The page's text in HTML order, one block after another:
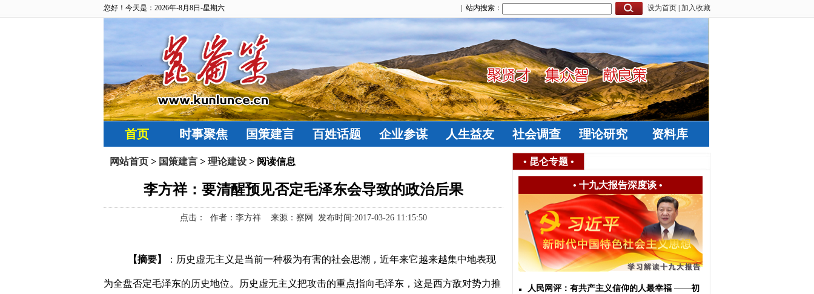
您好！今天是：2026年-8月8日-星期六 设为首页 加入收藏
| 站内搜索：
首页 时事聚焦 国策建言 百姓话题 企业参谋 人生益友 社会调查 理论研究 资料库
网站首页 > 国策建言 > 理论建设 > 阅读信息
李方祥：要清醒预见否定毛泽东会导致的政治后果
点击： 作者：李方祥 来源：察网 发布时间:2017-03-26 11:15:50
【摘要】 ： 历史虚无主义是当前一种极为有害的社会思潮，近年来它越来越集中地表现
为全盘否定毛泽东的历史地位。历史虚无主义把攻击的重点指向毛泽东，这是西方敌对势力推
• 昆仑专题 •
• 十九大报告深度谈•
人民网评：有共产主义信仰的人最幸福 ——初